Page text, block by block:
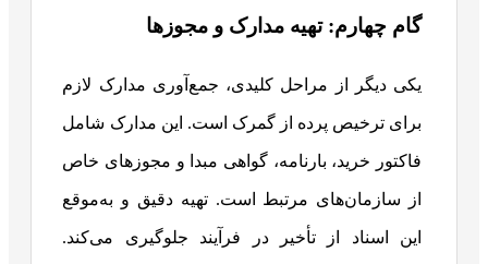
گام چهارم: تهیه مدارک و مجوزها
یکی دیگر از مراحل کلیدی، جمع‌آوری مدارک لازم
برای ترخیص پرده از گمرک است. این مدارک شامل
فاکتور خرید، بارنامه، گواهی مبدا و مجوزهای خاص
از سازمان‌های مرتبط است. تهیه دقیق و به‌موقع
این اسناد از تأخیر در فرآیند جلوگیری می‌کند.